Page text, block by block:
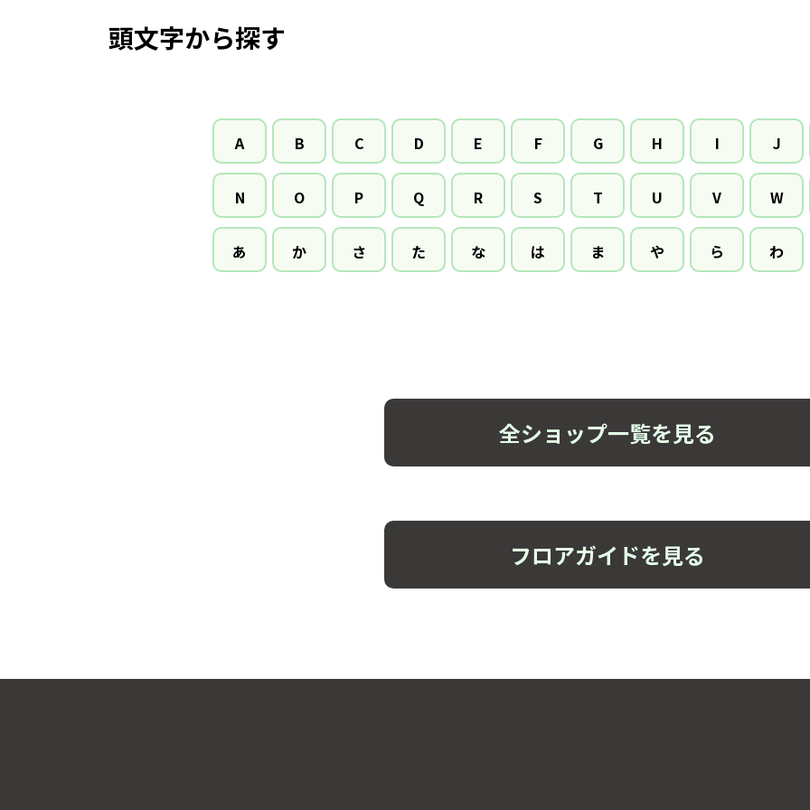
頭文字から探す
A B C D E F G H I J
N O P Q R S T U V W
あ か さ た な は ま や ら わ
全ショップ一覧を見る
フロアガイドを見る